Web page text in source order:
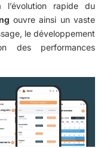
rapide du
ouvre ainsi un vaste
le développement
des performances